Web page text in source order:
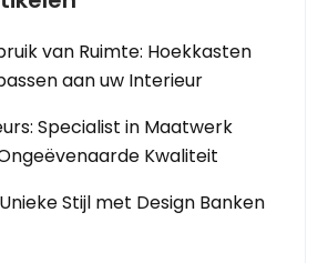
van Ruimte: Hoekkasten
aan uw Interieur
Specialist in Maatwerk
Kwaliteit
Stijl met Design Banken